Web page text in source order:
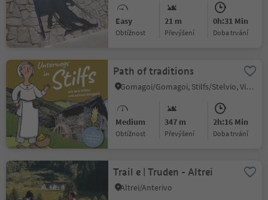
Easy
Obtížnost
21 m
Převýšení
0h:31 Min
doba trvání
Path of traditions
Gomagoi/Gomagoi, Stilfs/Stelvio, Vinschgau/Val Venosta
Medium
Obtížnost
347 m
Převýšení
2h:16 Min
doba trvání
Trail e | Truden - Altrei
Altrei/Anterivo